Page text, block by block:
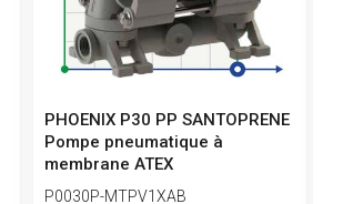
PHOENIX P30 PP SANTOPRENE
Pompe pneumatique à
membrane ATEX
P0030P-MTPV1XAB